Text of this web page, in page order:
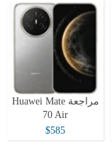
مراجعة Huawei Mate
70 Air
$585